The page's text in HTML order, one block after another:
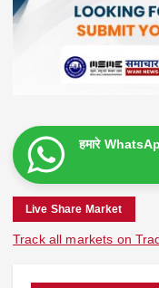
हमारे
Live Share Market
Track all markets on